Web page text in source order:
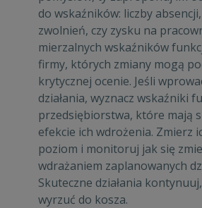
do wskaźników: liczby
zwolnień, czy zysku na
mierzalnych wskaźników
firmy, których zmiany mogą
krytycznej ocenie. Jeśli
działania, wyznacz wskaźniki
przedsiębiorstwa, które mają
efekcie ich wdrożenia. Zmierz
poziom i monitoruj jak się
wdrażaniem zaplanowanych
Skuteczne działania
wyrzuć do kosza.